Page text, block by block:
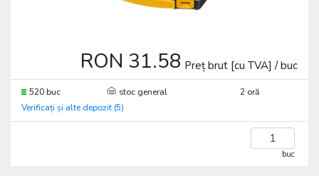
RON 31.58 Preț brut [cu TVA] / buc
520 buc stoc general
2 oră
Verificați și alte depozit (5)
buc